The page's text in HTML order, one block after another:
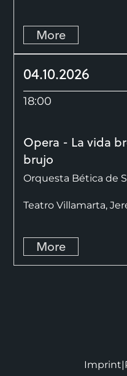
More
04.10.2026
18:00
Opera - La vida
brujo
Orquesta Bética de
Teatro Villamarta,
More
Imprint|